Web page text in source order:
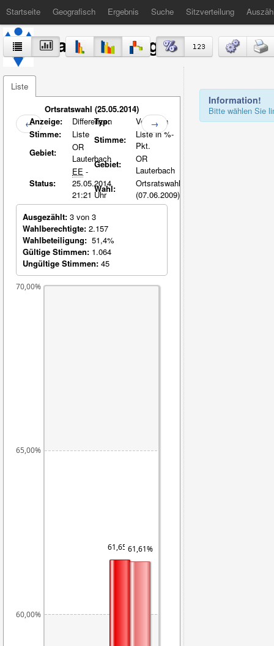
Startseite Geografisch Ergebnis Suche Sitzverteilung
Stadt Völklingen
Liste
Ortsratswahl (25.05.2014)
←Anzeige:
Differenzen
Stimme:
Liste
Gebiet:
OR
Lauterbach
Status:
EE -
25.05.2014
21:21 Uhr
Typ:
Vergleich
Stimme:
Liste in %-
Pkt.
Gebiet:
OR
Lauterbach
Wahl:
Ortsratswahl
(07.06.2009)
→
Ausgezählt: 3 von 3
Wahlberechtigte: 2.157
Wahlbeteiligung: 51,4%
Gültige Stimmen: 1.064
Ungültige Stimmen: 45
60,00%
65,00%
70,00%
61,65%61,61%
Information!
Bitte wählen Sie